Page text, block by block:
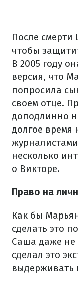
После
чтобы
В 2005 году
версия, что
попросила
своем отце.
доподлинно
долгое время
несколько
о Викторе.
Право на
Как бы
сделать это
Саша даже не
сделал это
выдерживать